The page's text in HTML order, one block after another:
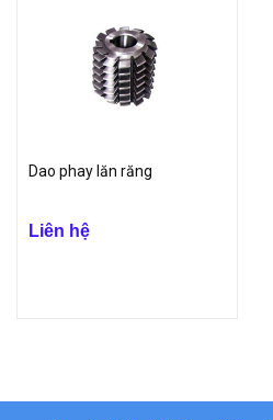
Dao phay lăn răng
Liên hệ